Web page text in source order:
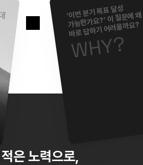
‘이번 분기 목표 달성
가능한가요?’ 이 질문에 왜
바로 답하기 어려울까요?
WHY?
은 노력으로,